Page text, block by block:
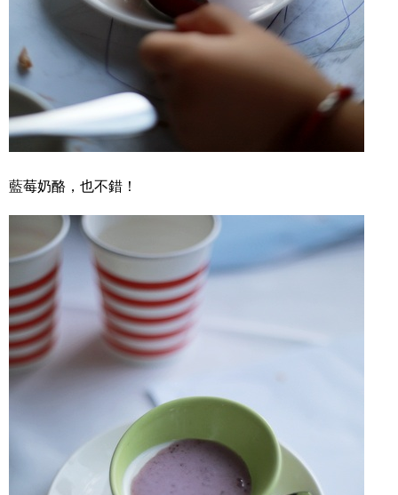
藍莓奶酪，也不錯！